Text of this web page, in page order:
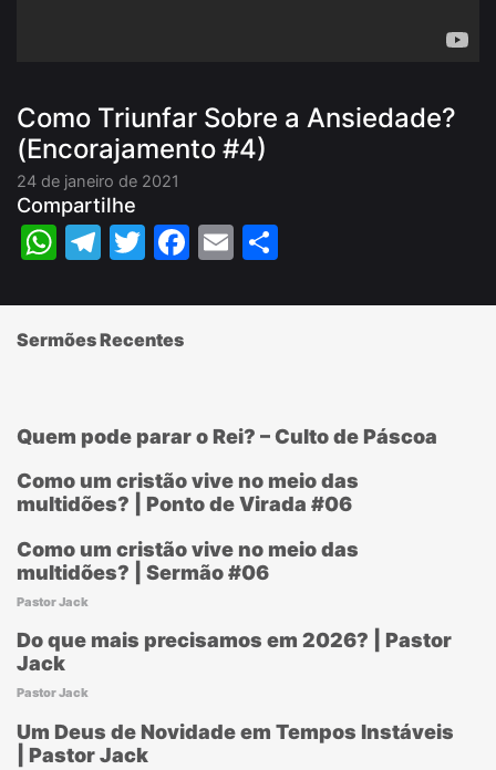
Como Triunfar Sobre a Ansiedade?
(Encorajamento #4)
24 de janeiro de 2021
Compartilhe
WhatsApp
Telegram
Twitter
Facebook
Email
Sermões Recentes
Quem pode parar o Rei? – Culto de Páscoa
Como um cristão vive no meio das
multidões? | Ponto de Virada #06
Como um cristão vive no meio das
multidões? | Sermão #06
Pastor Jack
Do que mais precisamos em 2026? | Pastor
Jack
Pastor Jack
Um Deus de Novidade em Tempos Instáveis
| Pastor Jack